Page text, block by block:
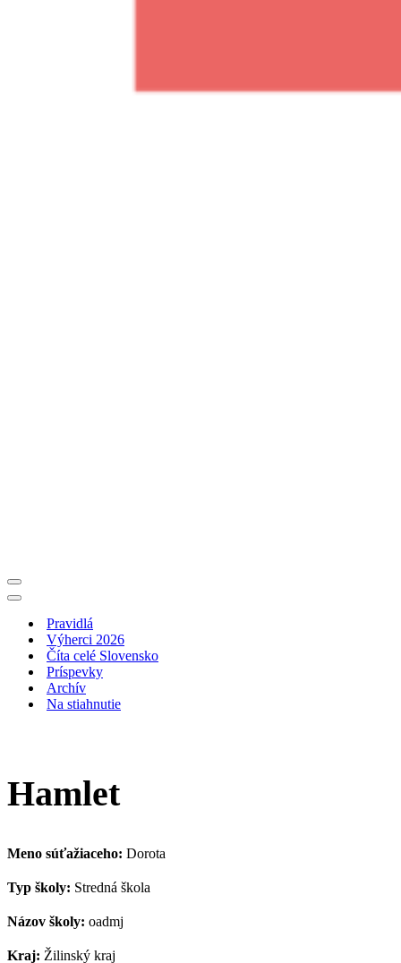
Menu
navigácie
Menu
navigáciePravidlá
Výherci 2026
Číta celé Slovensko
Príspevky
Archív
Na stiahnutie
Hamlet
Meno súťažiaceho: Dorota
Typ školy: Stredná škola
Názov školy: oadmj
Kraj: Žilinský kraj